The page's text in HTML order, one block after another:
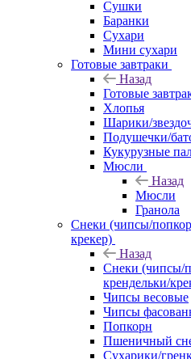
Сушки
Баранки
Сухари
Мини сухари
Готовые завтраки
Назад
Готовые
Хлопья
Шарики/
Подушечки/
Кукурузные
Мюсли
Назад
Мюсли
Гранола
Снеки (чипсы/
крекер)
Назад
Снеки (чипсы/
крендельки/
Чипсы весовые
Чипсы
Попкорн
Пшеничный
Сухарики/